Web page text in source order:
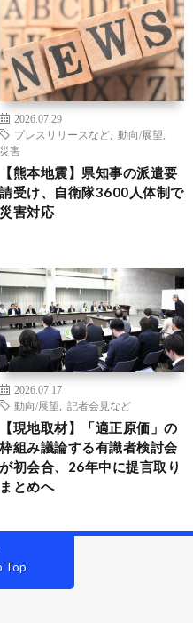
2026.07.29
プレスリリースなど
動向/展望
災害
【熊本地震】県知事の派遣要
請受け、自衛隊3600人体制で
災害対応
2026.07.17
動向/展望
記者会見など
【現地取材】「適正原価」の
枠組み議論する有識者検討会
が初会合、26年中に提言取り
まとめへ
Top